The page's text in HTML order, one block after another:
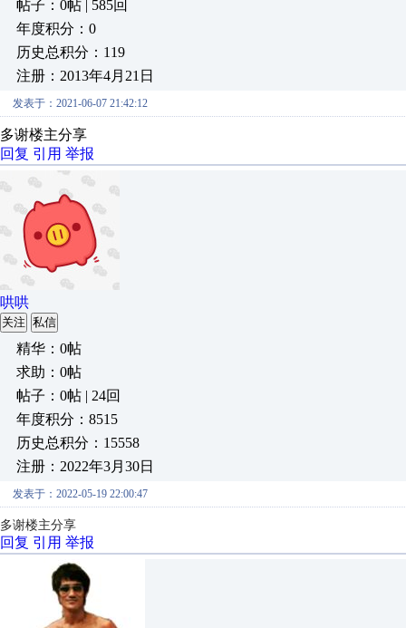
帖子：0帖 | 585回
年度积分：0
历史总积分：119
注册：2013年4月21日
发表于：2021-06-07 21:42:12
多谢楼主分享
回复 引用 举报
哄哄
关注 私信
精华：0帖
求助：0帖
帖子：0帖 | 24回
年度积分：8515
历史总积分：15558
注册：2022年3月30日
发表于：2022-05-19 22:00:47
多谢楼主分享
回复 引用 举报